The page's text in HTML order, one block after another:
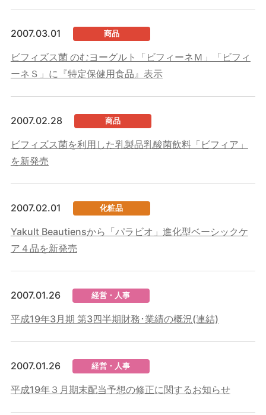
2007.03.01 商品
ビフィズス菌 のむヨーグルト「ビフィーネＭ」「ビフィ
ーネＳ」に『特定保健用食品』表示
2007.02.28 商品
ビフィズス菌を利用した乳製品乳酸菌飲料「ビフィア」
を新発売
2007.02.01 化粧品
Yakult Beautiensから「パラビオ」進化型ベーシックケ
ア４品を新発売
2007.01.26 経営・人事
平成19年3月期 第3四半期財務･業績の概況(連結)
2007.01.26 経営・人事
平成19年３月期末配当予想の修正に関するお知らせ